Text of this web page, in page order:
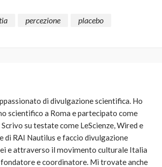
percezione placebo
di divulgazione scientifica. Ho
scientifico a Roma e partecipato come
su testate come LeScienze, Wired e
di RAI Nautilus e faccio divulgazione
e attraverso il movimento culturale Italia
fondatore e coordinatore. Mi trovate anche